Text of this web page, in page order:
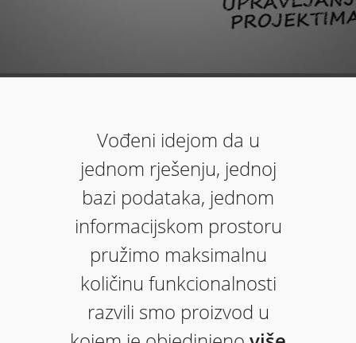
Vođeni idejom da u
jednom rješenju, jednoj
bazi podataka, jednom
informacijskom prostoru
pružimo maksimalnu
količinu funkcionalnosti
razvili smo proizvod u